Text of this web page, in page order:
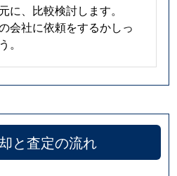
に、比較検討します。
会社に依頼をするかしっ
。
と査定の流れ